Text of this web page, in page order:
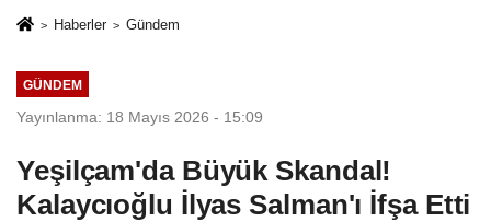
Haberler Gündem
GÜNDEM
Yayınlanma: 18 Mayıs 2026 - 15:09
Yeşilçam'da Büyük Skandal!
Kalaycıoğlu İlyas Salman'ı İfşa Etti